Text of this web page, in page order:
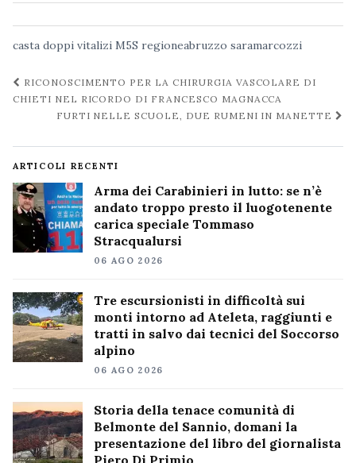
casta doppi vitalizi M5S regioneabruzzo saramarcozzi
Navigazione
post
RICONOSCIMENTO PER LA CHIRURGIA VASCOLARE DI
CHIETI NEL RICORDO DI FRANCESCO MAGNACCA
FURTI NELLE SCUOLE, DUE RUMENI IN MANETTE
ARTICOLI RECENTI
Arma dei Carabinieri in lutto: se n’è
andato troppo presto il luogotenente
carica speciale Tommaso
Stracqualursi
06 AGO 2026
Tre escursionisti in difficoltà sui
monti intorno ad Ateleta, raggiunti e
tratti in salvo dai tecnici del Soccorso
alpino
06 AGO 2026
Storia della tenace comunità di
Belmonte del Sannio, domani la
presentazione del libro del giornalista